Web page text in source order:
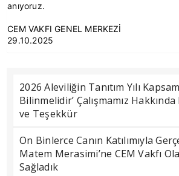
anıyoruz.
CEM VAKFI GENEL MERKEZİ
29.10.2025
2026 Aleviliğin Tanıtım Yılı
Bilinmelidir’ Çalışmamız
ve Teşekkür
On Binlerce Canın Katılımıyla
Matem Merasimi’ne CEM Vakfı
Sağladık